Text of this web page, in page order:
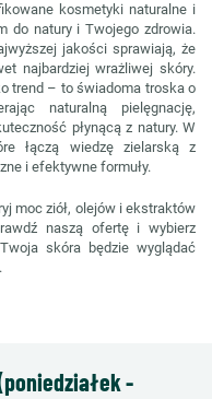
kosmetyki naturalne i
do natury i Twojego zdrowia.
jakości sprawiają, że
najbardziej wrażliwej skóry.
trend – to świadoma troska o
naturalną pielęgnację,
płynącą z natury. W
łączą wiedzę zielarską z
i efektywne formuły.
moc ziół, olejów i ekstraktów
naszą ofertę i wybierz
skóra będzie wyglądać
(poniedziałek -